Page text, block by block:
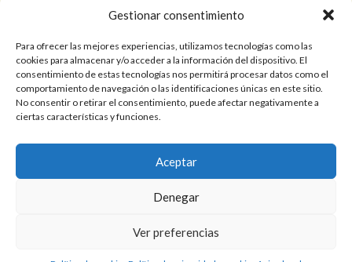
Gestionar consentimiento
Para ofrecer las mejores experiencias, utilizamos tecnologías como las
cookies para almacenar y/o acceder a la información del dispositivo. El
consentimiento de estas tecnologías nos permitirá procesar datos como el
comportamiento de navegación o las identificaciones únicas en este sitio.
No consentir o retirar el consentimiento, puede afectar negativamente a
ciertas características y funciones.
Aceptar
Denegar
Ver preferencias
Sólo para mayores de 18 años. Las lecturas de cartas, hechizos,
amarres, endulzamientos, videncias y predicciones tienen
finalidad de entretenimiento y/o ayuda personal. Estos
puede variar de una persona a otra.